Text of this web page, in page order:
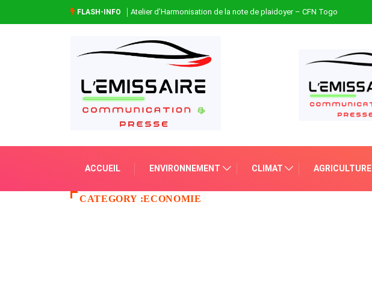
FLASH-INFO Atelier d’Harmonisation de la note de plaidoyer – CFN Togo
ACCUEIL ENVIRONNEMENT CLIMAT AGRICULTURE
CATEGORY :ECONOMIE